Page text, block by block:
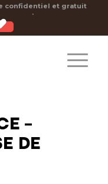
confidentiel et gratuit
.
–
DE